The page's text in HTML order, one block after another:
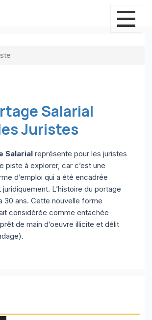
Salarial
Juristes
Salarial représente pour les juristes
piste à explorer, car c’est une
d’emploi qui a été encadrée
L’histoire du portage
30 ans. Cette nouvelle forme
considérée comme entachée
de main d’oeuvre illicite et délit